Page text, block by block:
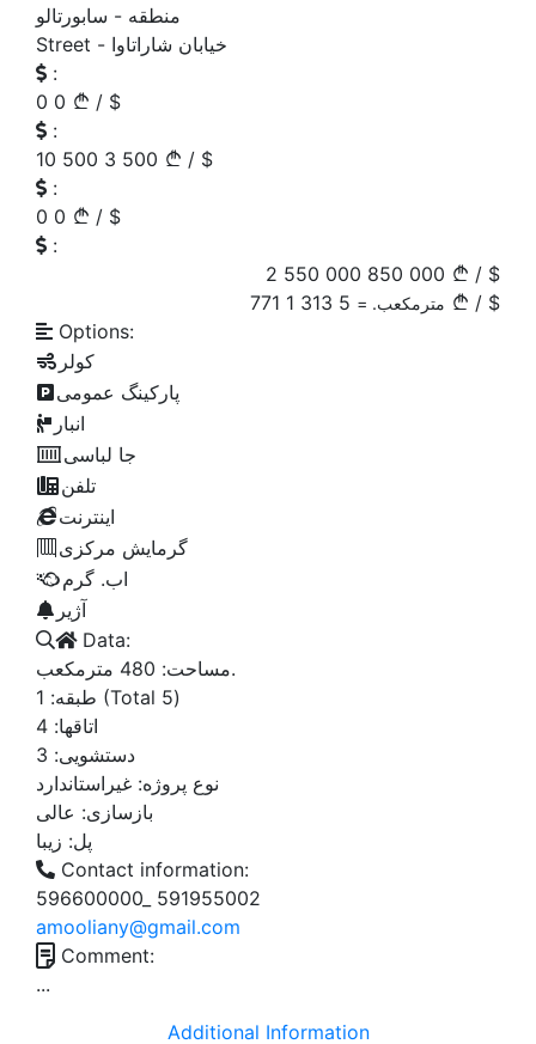
منطقه - سابورتالو
Street - خیابان شاراتاوا
:
0 0 / $
:
10 500 3 500 / $
:
0 0 / $
:
2 550 000 850 000 / $
مترمکعب. = 5 313
1 771 / $
Options:
کولر
پارکینگ عمومی
انبار
جا لباسی
تلفن
اینترنت
گرمایش مرکزی
اب. گرم
آژیر
Data:
مساحت: 480
مترمکعب.
طبقه: 1
(Total 5)
اتاقها: 4
دستشویی: 3
نوع پروژه: غیراستاندارد
بازسازی: عالی
پل: زیبا
Contact information:
596600000_ 591955002
amooliany@gmail.com
Comment:
...
Additional Information